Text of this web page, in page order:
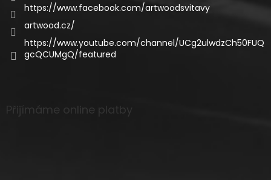
https://www.facebook.com/artwoodsvitavy
artwood.cz/
https://www.youtube.com/channel/UCg2ulwdzCh50FUQ
gcQCUMgQ/featured
Přijímáme online platby